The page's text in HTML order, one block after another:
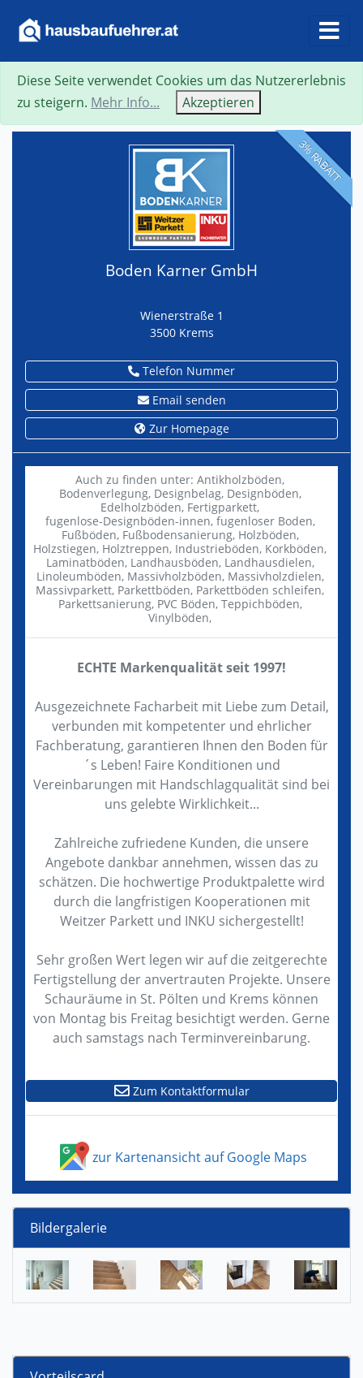
Suche Neue Suche Zurück
3% RABATT
Boden Karner GmbH
Wienerstraße 1
3500 Krems
Telefon Nummer
Email senden
Zur Homepage
Auch zu finden unter: Antikholzböden,
Bodenverlegung, Designbelag, Designböden,
Edelholzböden, Fertigparkett,
fugenlose-Designböden-innen, fugenloser Boden,
Fußböden, Fußbodensanierung, Holzböden,
Holzstiegen, Holztreppen, Industrieböden, Korkböden,
Laminatböden, Landhausböden, Landhausdielen,
Linoleumböden, Massivholzböden, Massivholzdielen,
Massivparkett, Parkettböden, Parkettböden schleifen,
Parkettsanierung, PVC Böden, Teppichböden,
Vinylböden,
ECHTE Markenqualität seit 1997!
Ausgezeichnete Facharbeit mit Liebe zum Detail,
verbunden mit kompetenter und ehrlicher
Fachberatung, garantieren Ihnen den Boden für
´s Leben! Faire Konditionen und
Vereinbarungen mit Handschlagqualität sind bei
uns gelebte Wirklichkeit...
Zahlreiche zufriedene Kunden, die unsere
Angebote dankbar annehmen, wissen das zu
schätzen. Die hochwertige Produktpalette wird
durch die langfristigen Kooperationen mit
Weitzer Parkett und INKU sichergestellt!
Sehr großen Wert legen wir auf die zeitgerechte
Fertigstellung der anvertrauten Projekte. Unsere
Schauräume in St. Pölten und Krems können
von Montag bis Freitag besichtigt werden. Gerne
auch samstags nach Terminvereinbarung.
Zum Kontaktformular
zur Kartenansicht auf Google Maps
Bildergalerie
Diese Seite verwendet Cookies um das Nutzererlebnis
zu steigern. Mehr Info... Akzeptieren